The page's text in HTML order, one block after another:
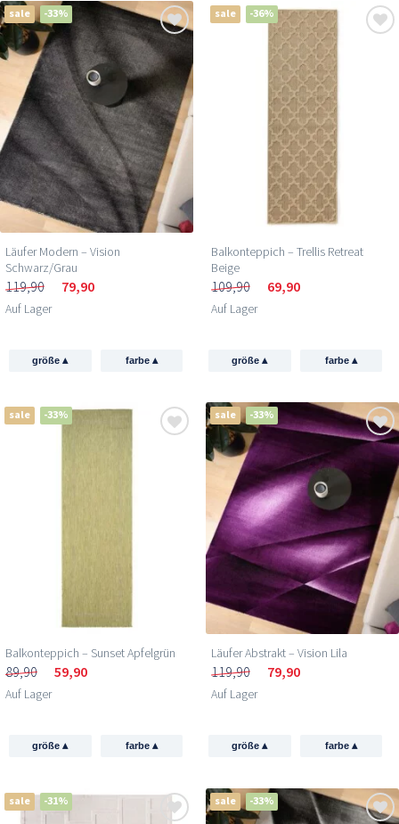
sale -33%
Läufer Modern – Vision
Schwarz/Grau
119,90 79,90
Auf Lager
größe▴ farbe ▴
sale -36%
Balkonteppich – Trellis Retreat
Beige
109,90 69,90
Auf Lager
größe▴ farbe ▴
sale -33%
Balkonteppich – Sunset Apfelgrün
89,90 59,90
Auf Lager
größe▴ farbe ▴
sale -33%
Läufer Abstrakt – Vision Lila
119,90 79,90
Auf Lager
größe▴ farbe ▴
sale -31% sale -33%